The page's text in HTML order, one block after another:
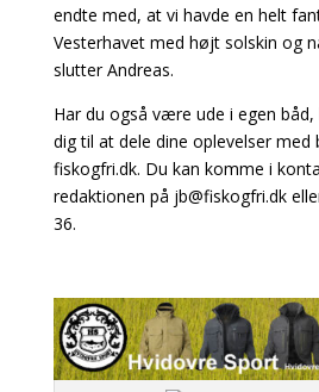
endte med, at vi havde en helt
Vesterhavet med højt solskin og
slutter Andreas.
Har du også være ude i egen
dig til at dele dine oplevelser med
fiskogfri.dk. Du kan komme i
redaktionen på jb@fiskogfri.dk
36.